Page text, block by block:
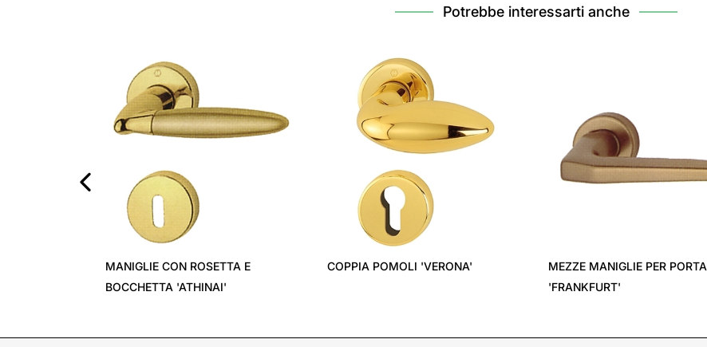
Potrebbe interessarti anche
MANIGLIE CON ROSETTA E
BOCCHETTA 'ATHINAI'
COPPIA POMOLI 'VERONA'
MEZZE MANIGLIE PER PORTA
'FRANKFURT'